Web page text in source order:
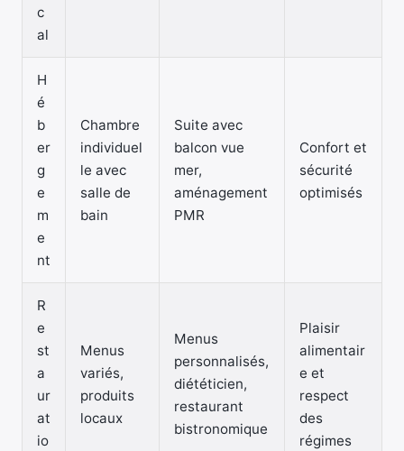
c
al
H
é
b
er
g
e
m
e
nt
Chambre
individuel
le avec
salle de
bain
Suite avec
balcon vue
mer,
aménagement
PMR
Confort et
sécurité
optimisés
R
e
st
a
ur
at
io
Menus
variés,
produits
locaux
Menus
personnalisés,
diététicien,
restaurant
bistronomique
Plaisir
alimentair
e et
respect
des
régimes